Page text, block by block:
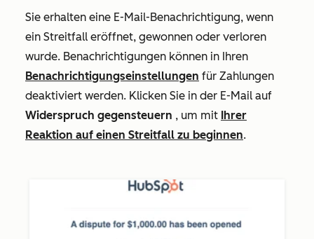
Sie erhalten eine E-Mail-Benachrichtigung, wenn
ein Streitfall eröffnet, gewonnen oder verloren
wurde. Benachrichtigungen können in Ihren
Benachrichtigungseinstellungen für Zahlungen
deaktiviert werden. Klicken Sie in der E-Mail auf
Widerspruch gegensteuern , um mit Ihrer
Reaktion auf einen Streitfall zu beginnen.